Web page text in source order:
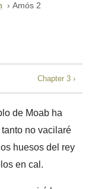
› Amós 2
Chapter 3 ›
de Moab ha
no vacilaré
huesos del rey
en cal.